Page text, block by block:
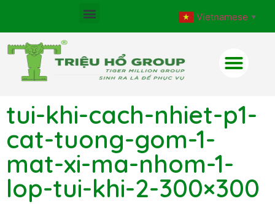
Vietnamese ▼
tui-khi-cach-nhiet-p1-
cat-tuong-gom-1-
mat-xi-ma-nhom-1-
lop-tui-khi-2-300×300